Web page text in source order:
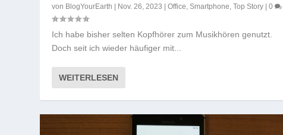
von BlogYourEarth | Nov. 26, 2023 |Office ,Smartphone ,Top Story |0
Ich habe bisher selten Kopfhörer zum Musikhören genutzt.
Doch seit ich wieder häufiger mit...
WEITERLESEN